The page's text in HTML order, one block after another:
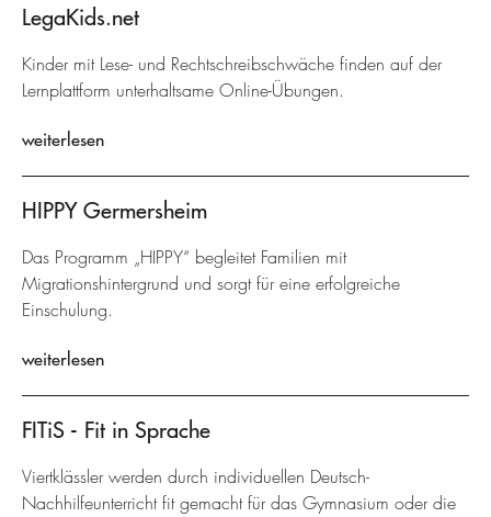
LegaKids.net
Kinder mit Lese- und Rechtschreibschwäche finden auf der
Lernplattform unterhaltsame Online-Übungen.
weiterlesen
HIPPY Germersheim
Das Programm „HIPPY“ begleitet Familien mit
Migrationshintergrund und sorgt für eine erfolgreiche
Einschulung.
weiterlesen
FITiS - Fit in Sprache
Viertklässler werden durch individuellen Deutsch-
Nachhilfeunterricht fit gemacht für das Gymnasium oder die